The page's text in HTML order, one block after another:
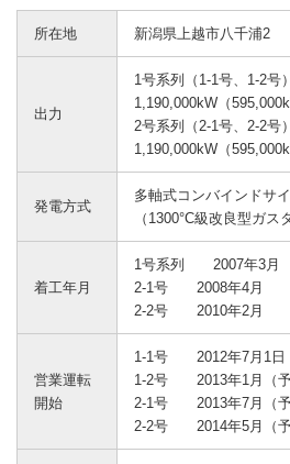
所在地 新潟県上越市八千浦2
出力
1号系列（1-1号、1-2号）
1,190,000kW（
2号系列（2-1号、2-2号）
1,190,000kW（
発電方式
多軸式コンバインドサ
（1300°C級改良型ガス
着工年月
1号系列 2007年3月
2-1号 2008年4月
2-2号 2010年2月
営業運転
開始
1-1号 2012年7月1日
1-2号 2013年1月（予
2-1号 2013年7月（予
2-2号 2014年5月（予